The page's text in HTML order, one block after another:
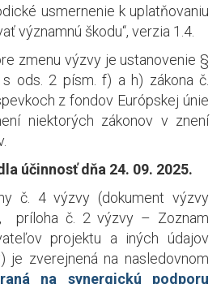
usmernenie k uplatňovaniu
významnú škodu“, verzia 1.4.
zmenu výzvy je ustanovenie §
ods. 2 písm. f) a h) zákona č.
z fondov Európskej únie
niektorých zákonov v znení
účinnosť dňa 24. 09. 2025.
č. 4 výzvy (dokument výzvy
príloha č. 2 výzvy – Zoznam
projektu a iných údajov
je zverejnená na nasledovnom
na synergickú podporu